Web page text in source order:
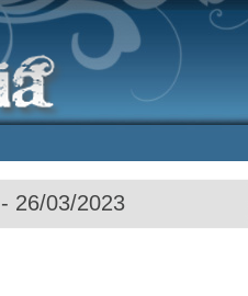
26/03/2023